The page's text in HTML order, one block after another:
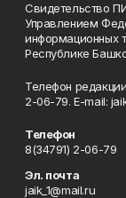
Свидетельство
Управлением
информационных
Республике
Телефон
2-06-79. Е-mаil:
Телефон
8(34791) 2-06-79
Эл. почта
jaik_1@mail.ru